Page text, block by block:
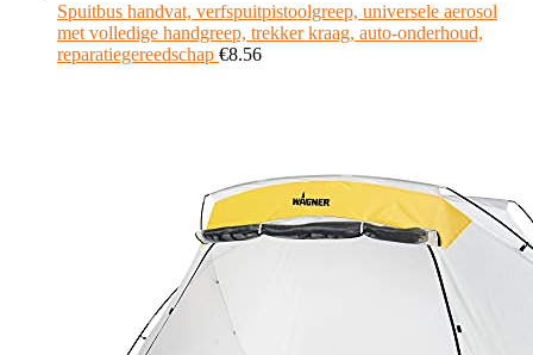
Spuitbus handvat, verfspuitpistoolgreep, universele aerosol
met volledige handgreep, trekker kraag, auto-onderhoud,
reparatiegereedschap €8.56